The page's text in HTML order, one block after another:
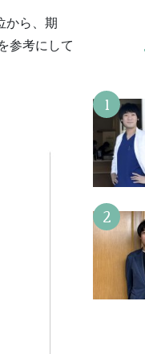
から、期
参考にして
1
2